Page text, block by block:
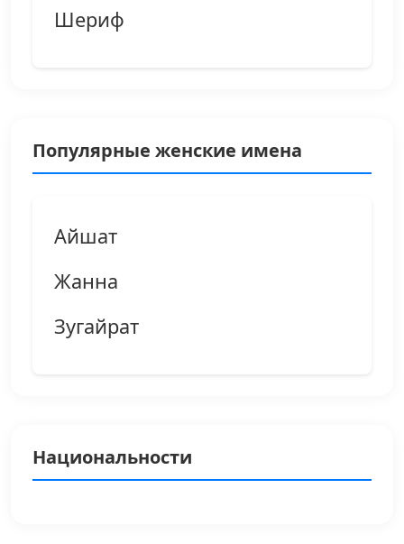
Шериф
Популярные женские имена
Айшат
Жанна
Зугайрат
Национальности